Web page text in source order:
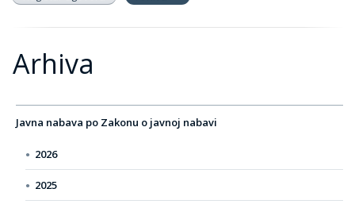
Arhiva
Javna nabava po Zakonu o javnoj nabavi
2026
2025